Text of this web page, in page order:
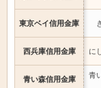
東京ベイ信用金庫
西兵庫信用金庫
青い森信用金庫
に
青